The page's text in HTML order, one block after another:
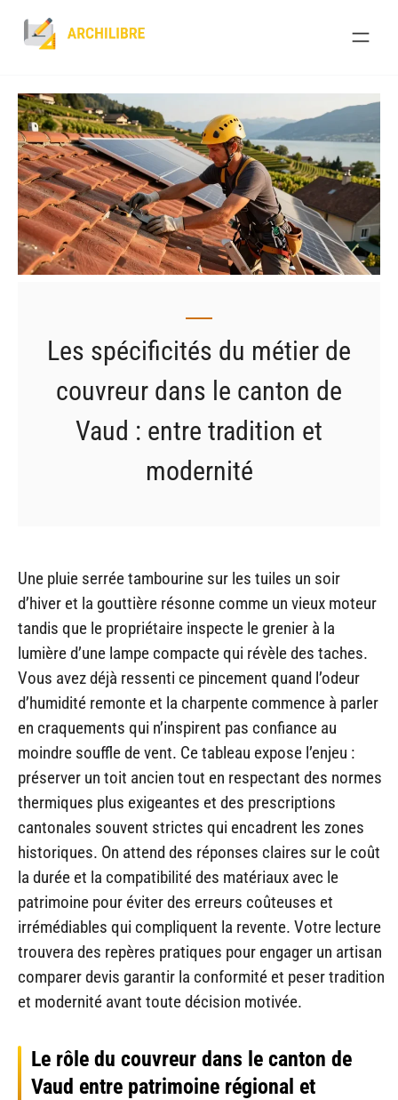
Les spécificités du métier de
couvreur dans le canton de
Vaud : entre tradition et
modernité
Une pluie serrée tambourine sur les tuiles un soir
d’hiver et la gouttière résonne comme un vieux moteur
tandis que le propriétaire inspecte le grenier à la
lumière d’une lampe compacte qui révèle des taches.
Vous avez déjà ressenti ce pincement quand l’odeur
d’humidité remonte et la charpente commence à parler
en craquements qui n’inspirent pas confiance au
moindre souffle de vent. Ce tableau expose l’enjeu :
préserver un toit ancien tout en respectant des normes
thermiques plus exigeantes et des prescriptions
cantonales souvent strictes qui encadrent les zones
historiques. On attend des réponses claires sur le coût
la durée et la compatibilité des matériaux avec le
patrimoine pour éviter des erreurs coûteuses et
irrémédiables qui compliquent la revente. Votre lecture
trouvera des repères pratiques pour engager un artisan
comparer devis garantir la conformité et peser tradition
et modernité avant toute décision motivée.
Le rôle du couvreur dans le canton de
Vaud entre patrimoine régional et